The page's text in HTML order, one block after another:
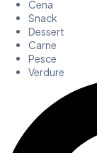
Cena
Snack
Dessert
Carne
Pesce
Verdure